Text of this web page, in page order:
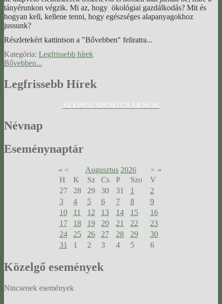
tányérunkon végzik. Mi az, hogy ökológiai gazdálkodás? Mit és
hogyan kell, kellene tenni, hogy egészséges alapanyagokhoz
jussunk?
Részletekért kattintson a "Bővebben" feliratra...
Kategória: Legfrissebb hírek
Bővebben...
Legfrissebb Hírek
SZEPESI SPORTCSARNOK
Névnap
Eseménynaptár
« < Augusztus 2026 > »
H
K Sz Cs P Szo
V
27
28 29 30 31 1
2
3
4 5 6 7 8
9
10
11 12 13 14 15
16
17
18 19 20 21 22
23
24
25 26 27 28 29
30
31
1 2 3 4 5 6
Közelgő események
Nincsenek események